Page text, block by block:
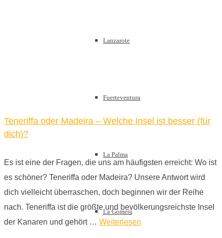
Lanzarote
Fuerteventura
La Palma
La Gomera
Teneriffa oder Madeira – Welche Insel ist besser (für
dich)?
Es ist eine der Fragen, die uns am häufigsten erreicht: Wo ist
es schöner? Teneriffa oder Madeira? Unsere Antwort wird
dich vielleicht überraschen, doch beginnen wir der Reihe
nach. Teneriffa ist die größte und bevölkerungsreichste Insel
der Kanaren und gehört … Weiterlesen